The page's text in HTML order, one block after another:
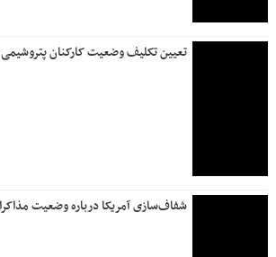
تعیین تکلیف وضعیت کارکنان
شفاف‌سازی آمریکا درباره وضعیت